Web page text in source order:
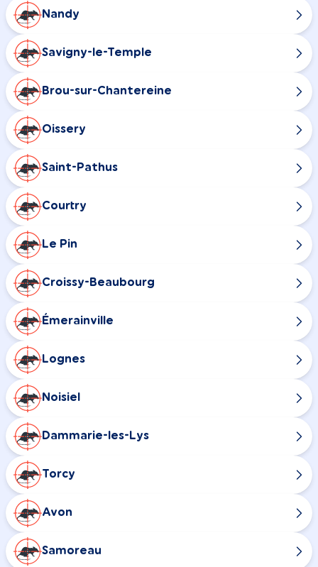
Nandy
Savigny-le-Temple
Brou-sur-Chantereine
Oissery
Saint-Pathus
Courtry
Le Pin
Croissy-Beaubourg
Émerainville
Lognes
Noisiel
Dammarie-les-Lys
Torcy
Avon
Samoreau